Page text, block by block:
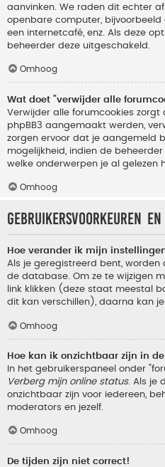
aanvinken. We raden dit echter
openbare computer, bijvoorbeeld
een internetcafé, enz. Als deze
beheerder deze uitgeschakeld.
Omhoog
Wat doet "verwijder alle
Verwijder alle forumcookies
phpBB3 aangemaakt werden,
zorgen ervoor dat je aangemeld
mogelijkheid, indien de
welke onderwerpen je al gelezen
Omhoog
Gebruikersvoorkeuren
Hoe verander ik mijn
Als je geregistreerd bent,
de database. Om ze te wijzigen
link klikken (deze staat meestal
dit kan verschillen), daarna kan
Omhoog
Hoe kan ik onzichtbaar zijn in
In het gebruikerspaneel onder
Verberg mijn online status. Als je
onzichtbaar zijn voor iedereen,
moderators en jezelf.
Omhoog
De tijden zijn niet correct!